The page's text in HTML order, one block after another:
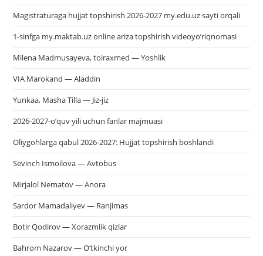
Magistraturaga hujjat topshirish 2026-2027 my.edu.uz sayti orqali
1-sinfga my.maktab.uz online ariza topshirish videoyo’riqnomasi
Milena Madmusayeva, toiraxmed — Yoshlik
VIA Marokand — Aladdin
Yunkaa, Masha Tilla — Jiz-jiz
2026-2027-o’quv yili uchun fanlar majmuasi
Oliygohlarga qabul 2026-2027: Hujjat topshirish boshlandi
Sevinch Ismoilova — Avtobus
Mirjalol Nematov — Anora
Sardor Mamadaliyev — Ranjimas
Botir Qodirov — Xorazmlik qizlar
Bahrom Nazarov — O’tkinchi yor